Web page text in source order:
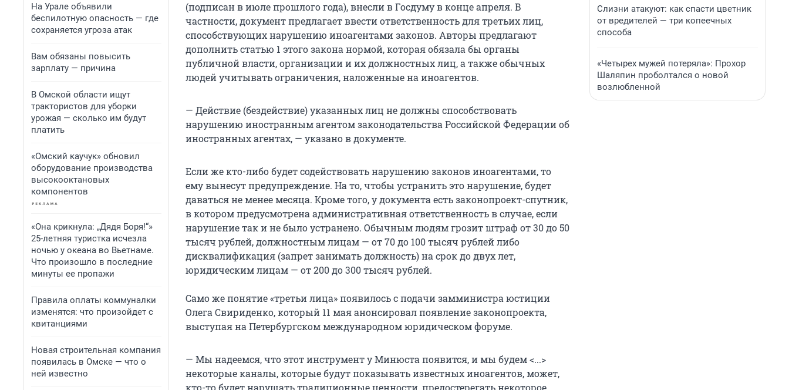
На Урале объявили
беспилотную опасность — где
сохраняется угроза атак
Вам обязаны повысить
зарплату — причина
В Омской области ищут
трактористов для уборки
урожая — сколько им будут
платить
«Омский каучук» обновил
оборудование производства
высокооктановых
компонентов
«Она крикнула: „Дядя Боря!“»
25-летняя туристка исчезла
ночью у океана во Вьетнаме.
Что произошло в последние
минуты ее пропажи
Правила оплаты коммуналки
изменятся: что произойдет с
квитанциями
Новая строительная компания
появилась в Омске — что о
ней известно
(подписан в июле прошлого года), внесли в Госдуму в конце апреля. В
частности, документ предлагает ввести ответственность для третьих лиц,
способствующих нарушению иноагентами законов. Авторы предлагают
дополнить статью 1 этого закона нормой, которая обязала бы органы
публичной власти, организации и их должностных лиц, а также обычных
людей учитывать ограничения, наложенные на иноагентов.
— Действие (бездействие) указанных лиц не должны способствовать
нарушению иностранным агентом законодательства Российской Федерации об
иностранных агентах, — указано в документе.
Если же кто-либо будет содействовать нарушению законов иноагентами, то
ему вынесут предупреждение. На то, чтобы устранить это нарушение, будет
даваться не менее месяца. Кроме того, у документа есть законопроект-спутник,
в котором предусмотрена административная ответственность в случае, если
нарушение так и не было устранено. Обычным людям грозит штраф от 30 до 50
тысяч рублей, должностным лицам — от 70 до 100 тысяч рублей либо
дисквалификация (запрет занимать должность) на срок до двух лет,
юридическим лицам — от 200 до 300 тысяч рублей.
Само же понятие «третьи лица» появилось с подачи замминистра юстиции
Олега Свириденко, который 11 мая анонсировал появление законопроекта,
выступая на Петербургском международном юридическом форуме.
— Мы надеемся, что этот инструмент у Минюста появится, и мы будем <...>
некоторые каналы, которые будут показывать известных иноагентов, может,
кто-то будет нарушать традиционные ценности, предостерегать некоторое
Слизни атакуют: как спасти цветник
от вредителей — три копеечных
способа
«Четырех мужей потеряла»: Прохор
Шаляпин проболтался о новой
возлюбленной